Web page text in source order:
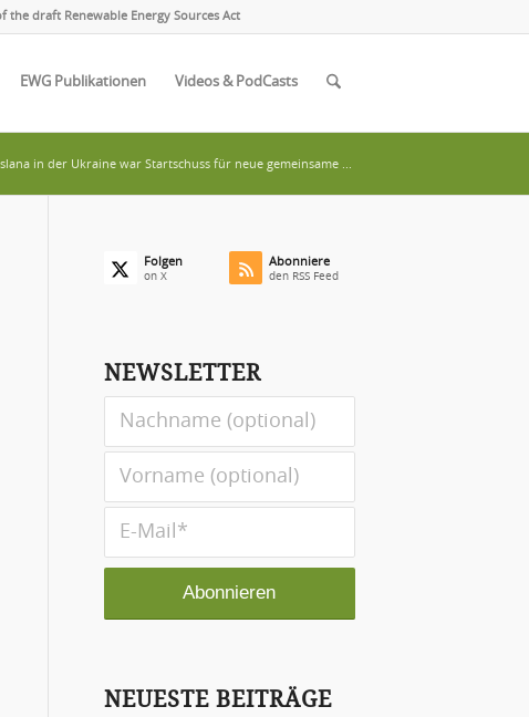
the draft Renewable Energy Sources Act
EWG Publikationen Videos & PodCasts
in der Ukraine war Startschuss für neue gemeinsame ...
Folgen
on X
Abonniere
den RSS Feed
NEWSLETTER
NEUESTE BEITRÄGE